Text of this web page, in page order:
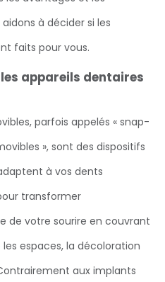
à décider si les
faits pour vous.
appareils dentaires
parfois appelés « snap-
», sont des dispositifs
à vos dents
transformer
de votre sourire en couvrant
espaces, la décoloration
aux implants